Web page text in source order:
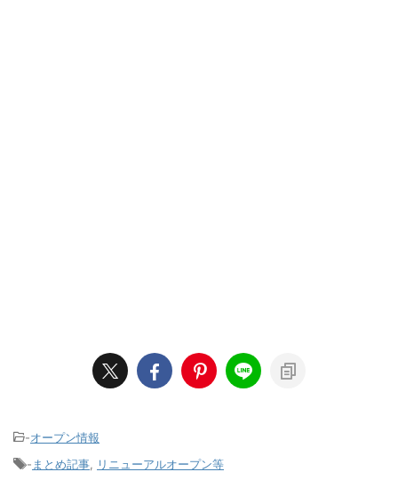
-オープン情報
- まとめ記事 リニューアルオープン等